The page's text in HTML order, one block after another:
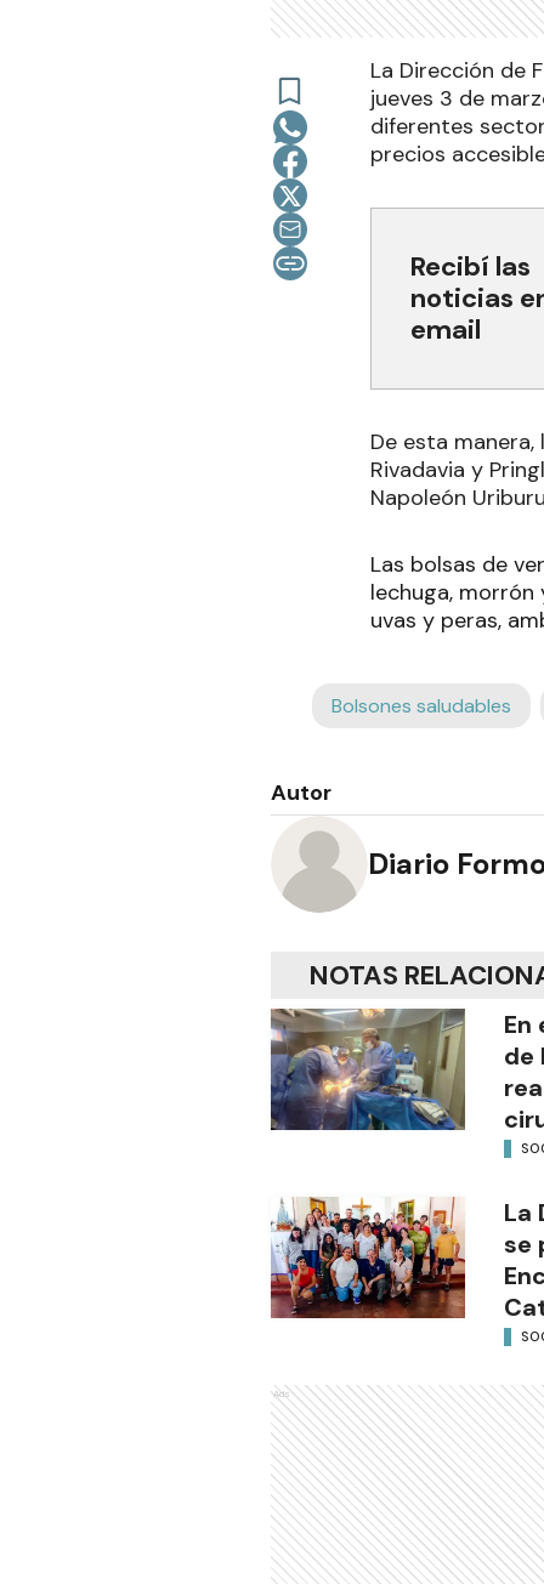
La Dirección de
jueves 3 de
diferentes
precios
Recibí las
noticias
email
De esta
Rivadavia y
Napoleón
Las bolsas de
lechuga, morrón
uvas y peras,
Bolsones saludables
Autor
Diario
NOTAS
En
de
La
se
Ads